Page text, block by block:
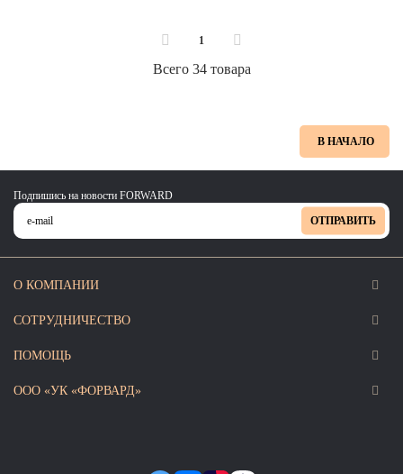
1
Всего 34 товара
В НАЧАЛО
Подпишись на новости FORWARD
ОТПРАВИТЬ
О КОМПАНИИ
СОТРУДНИЧЕСТВО
ПОМОЩЬ
ООО «УК «ФОРВАРД»